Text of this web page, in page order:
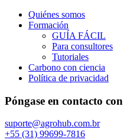
Quiénes somos
Formación
GUÍA FÁCIL
Para consultores
Tutoriales
Carbono con ciencia
Política de privacidad
Póngase en contacto con
suporte@agrohub.com.br
+55 (31) 99699-7816